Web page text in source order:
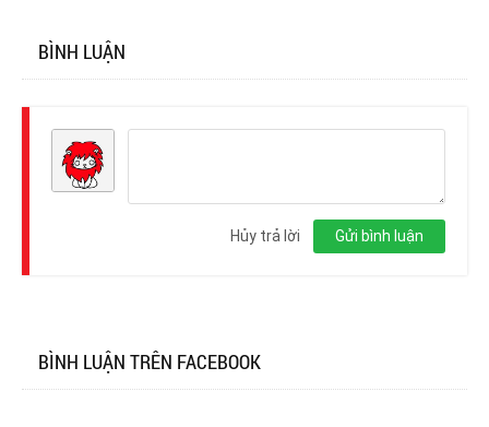
BÌNH LUẬN
Gửi bình luận
Hủy trả lời
BÌNH LUẬN TRÊN FACEBOOK